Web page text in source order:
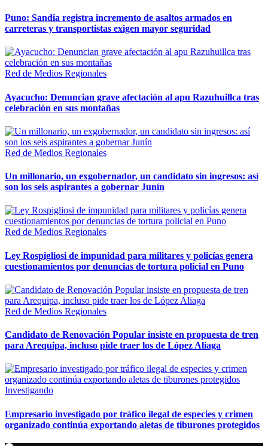
Puno: Sandia registra incremento de asaltos armados en
carreteras y transportistas exigen mayor seguridad
Red de Medios Regionales
Ayacucho: Denuncian grave afectación al apu Razuhuillca tras
celebración en sus montañas
Red de Medios Regionales
Un millonario, un exgobernador, un candidato sin ingresos: así
son los seis aspirantes a gobernar Junín
Red de Medios Regionales
Ley Rospigliosi de impunidad para militares y policías genera
cuestionamientos por denuncias de tortura policial en Puno
Red de Medios Regionales
Candidato de Renovación Popular insiste en propuesta de tren
para Arequipa, incluso pide traer los de López Aliaga
Investigando
Empresario investigado por tráfico ilegal de especies y crimen
organizado continúa exportando aletas de tiburones protegidos